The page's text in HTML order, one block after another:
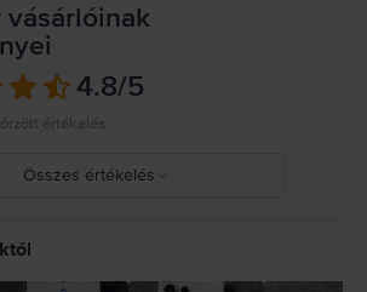
vásárlóinak
4.8/5
értékelés
Összes értékelés